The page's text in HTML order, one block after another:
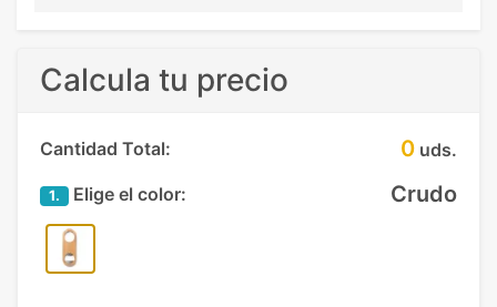
Calcula tu precio
Cantidad Total: 0 uds.
1. Elige el color: Crudo